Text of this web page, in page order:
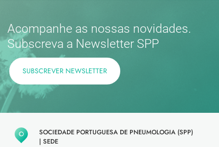
Acompanhe as nossas novidades.
Subscreva a Newsletter SPP
SUBSCREVER NEWSLETTER
SOCIEDADE PORTUGUESA DE PNEUMOLOGIA (SPP)
| SEDE